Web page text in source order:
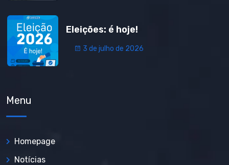
Eleições: é hoje!
3 de julho de 2026
Menu
Homepage
Notícias